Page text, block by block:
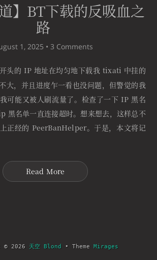
】BT下载的反吸血之
路
1, 2025 • 3 Comments
开头的 IP 地址在均匀地下载我 tixati 中挂的
大，并且进度乍一看也没问题，但警觉的我
可能又被人刷流量了。检查了一下 IP 黑名
黑名单一直连接超时。想来想去，这样总不
正经的 PeerBanHelper。于是，本文将记
Read More
© 2026 天空 Blond • Theme Mirages